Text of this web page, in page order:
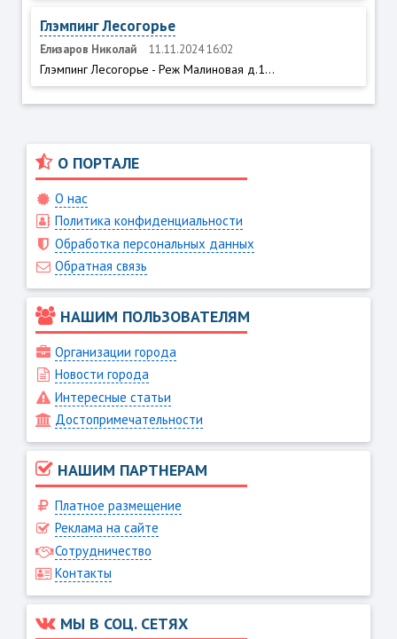
Глэмпинг Лесогорье
Елизаров Николай 11.11.2024 16:02
Глэмпинг Лесогорье - Реж Малиновая д.1...
О ПОРТАЛЕ
О нас
Политика конфиденциальности
Обработка персональных данных
Обратная связь
НАШИМ ПОЛЬЗОВАТЕЛЯМ
Организации города
Новости города
Интересные статьи
Достопримечательности
НАШИМ ПАРТНЕРАМ
Платное размещение
Реклама на сайте
Сотрудничество
Контакты
МЫ В СОЦ. СЕТЯХ